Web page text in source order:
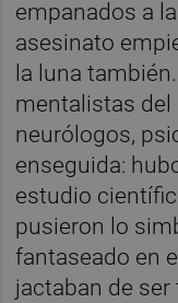
empanados a
asesinato
la luna
mentalistas del
neurólogos,
enseguida:
estudio
pusieron lo
fantaseado en
jactaban de